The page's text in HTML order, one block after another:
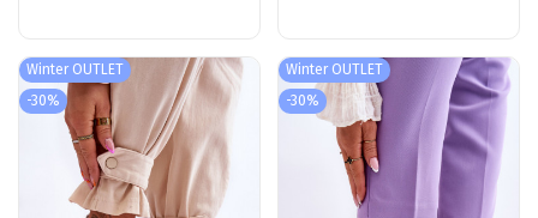
Winter OUTLET
-30%
Winter OUTLET
-30%